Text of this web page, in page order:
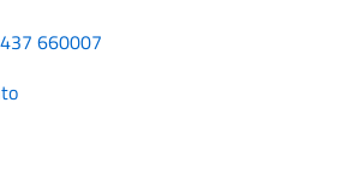
660007